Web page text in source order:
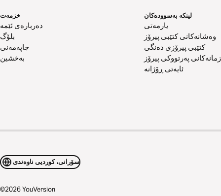
خزمەت
دەربارەی ئێمە
بلۆگ
چاپەمەنی
بەخشین
لینکە بەسوودەکان
یارمەتی
وەشانەکانی کتێبی پیرۆز
کتێبی پیرۆزی دەنگی
زمانەکانی پەرتووکی پیرۆز
ئایەتی ڕۆژانە
سۆرانی، کوردیی ناوەندی
©2026YouVersion